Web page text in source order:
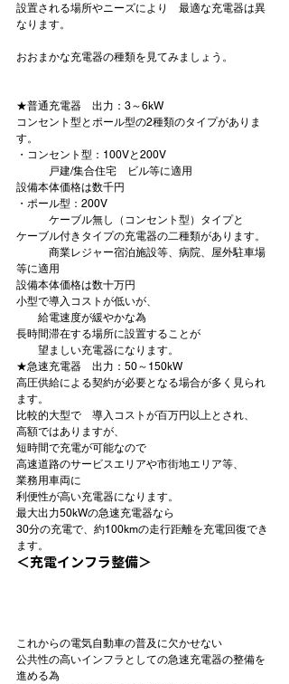
設置される場所やニーズにより　最適な充電器は異
なります。
おおまかな充電器の種類を見てみましょう。
★普通充電器　出力：3～6kW
コンセント型とポール型の2種類のタイプがありま
す。
・コンセント型：100Vと200V
戸建/集合住宅　ビル等に適用
設備本体価格は数千円
・ポール型：200V
ケーブル無し（コンセント型）タイプと
ケーブル付きタイプの充電器の二種類があります。
商業レジャー宿泊施設等、病院、屋外駐車場
等に適用
設備本体価格は数十万円
小型で導入コストが低いが、
長時間滞在する場所に設置することが
望ましい充電器になります。
★急速充電器　出力：50～150kW
高圧供給による契約が必要となる場合が多く見られ
ます。
比較的大型で　導入コストが百万円以上とされ、
高額ではありますが、
短時間で充電が可能なので
高速道路のサービスエリアや市街地エリア等、
業務用車両に
利便性が高い充電器になります。
30分の充電で、約100kmの走行距離を充電回復でき
ます。
＜充電インフラ整備＞
これからの電気自動車の普及に欠かせない
公共性の高いインフラとしての急速充電器の整備を
進める為